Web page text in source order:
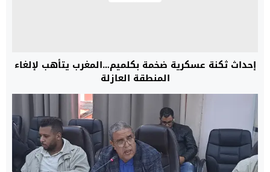
إحداث ثكنة عسكرية ضخمة بكلميم…المغرب يتأهب لإلغاء
المنطقة العازلة